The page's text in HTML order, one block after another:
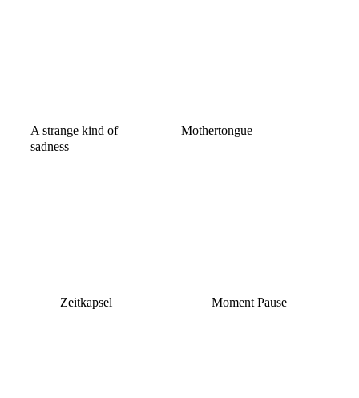
A strange kind of
sadness
Mothertongue
Zeitkapsel Moment Pause